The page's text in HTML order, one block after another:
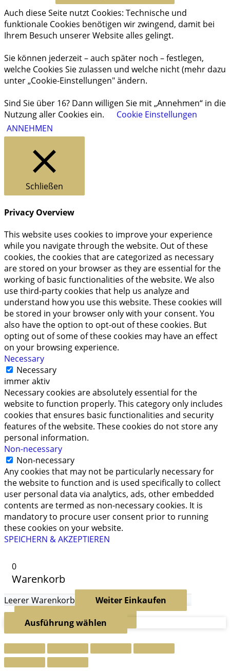
Auch diese Seite nutzt Cookies: Technische und
funktionale Cookies benötigen wir zwingend, damit bei
Ihrem Besuch unserer Website alles gelingt.
Sie können jederzeit – auch später noch – festlegen,
welche Cookies Sie zulassen und welche nicht (mehr dazu
unter „Cookie-Einstellungen" ändern.
Sind Sie über 16? Dann willigen Sie mit „Annehmen“ in die
Nutzung aller Cookies ein.
Cookie Einstellungen
ANNEHMEN
Schließen
Privacy Overview
This website uses cookies to improve your experience
while you navigate through the website. Out of these
cookies, the cookies that are categorized as necessary
are stored on your browser as they are essential for the
working of basic functionalities of the website. We also
use third-party cookies that help us analyze and
understand how you use this website. These cookies will
be stored in your browser only with your consent. You
also have the option to opt-out of these cookies. But
opting out of some of these cookies may have an effect
on your browsing experience.
Necessary
Necessary
immer aktiv
Necessary cookies are absolutely essential for the
website to function properly. This category only includes
cookies that ensures basic functionalities and security
features of the website. These cookies do not store any
personal information.
Non-necessary
Non-necessary
Any cookies that may not be particularly necessary for
the website to function and is used specifically to collect
user personal data via analytics, ads, other embedded
contents are termed as non-necessary cookies. It is
mandatory to procure user consent prior to running
these cookies on your website.
SPEICHERN & AKZEPTIEREN
0
Warenkorb
Leerer Warenkorb Weiter Einkaufen
Weiter Einkaufen
Ausführung wählen